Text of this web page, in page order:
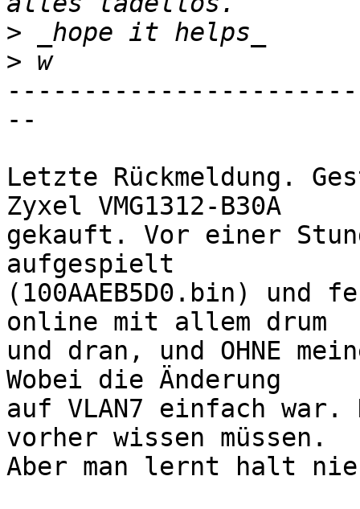
>
>
--
Letzte Rückmeldung.
Zyxel VMG1312-B30A
gekauft. Vor einer
aufgespielt
(100AAEB5D0.bin)
online mit allem drum
und dran, und OHNE
Wobei die Änderung
auf VLAN7 einfach
vorher wissen müssen.
Aber man lernt halt